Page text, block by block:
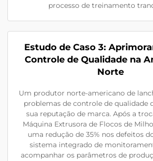
processo de treinamento
Estudo de Caso 3:
Controle de Qualidade na
Norte
Um produtor norte-americano de
problemas de controle de qualidade
sua reputação de marca. Após a
Máquina Extrusora de Flocos de
uma redução de 35% nos defeitos
sistema integrado de
acompanhar os parâmetros de